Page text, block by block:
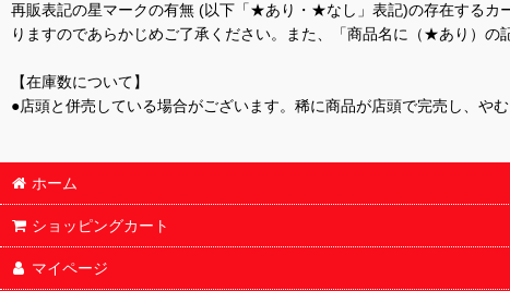
再販表記の星マークの有無 (以下「★あり・★なし」表記)の存在する
りますのであらかじめご了承ください。また、「商品名に（★あり）
【在庫数について】
●店頭と併売している場合がございます。稀に商品が店頭で完売し、や
ホーム
ショッピングカート
マイページ